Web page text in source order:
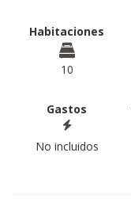
Habitaciones
10
Gastos
No incluidos